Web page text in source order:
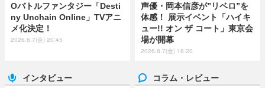
Oバトルファンタジー「Desti
ny Unchain Online」TVアニ
メ化決定！
2026.8.7(金) 20:45
声優・岡本信彦が”リベロ”を
体感！ 展示イベント「ハイキ
ュー!! オン ザ コート」東京会
場が開幕
2026.8.7(金) 18:20
インタビュー コラム・レビュー